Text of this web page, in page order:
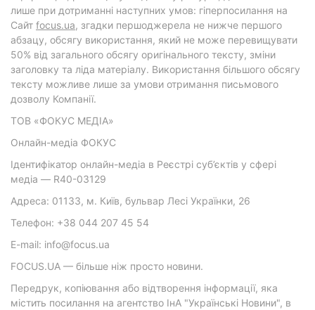
лише при дотриманні наступних умов: гіперпосилання на
Cайт focus.ua, згадки першоджерела не нижче першого
абзацу, обсягу використання, який не може перевищувати
50% від загального обсягу оригінального тексту, зміни
заголовку та ліда матеріалу. Використання більшого обсягу
тексту можливе лише за умови отримання письмового
дозволу Компанії.
ТОВ «ФОКУС МЕДІА»
Онлайн-медіа ФОКУС
Ідентифікатор онлайн-медіа в Реєстрі суб’єктів у сфері
медіа — R40-03129
Адреса: 01133, м. Київ, бульвар Лесі Українки, 26
Телефон: +38 044 207 45 54
E-mail: info@focus.ua
FOCUS.UA — більше ніж просто новини.
Передрук, копіювання або відтворення інформації, яка
містить посилання на агентство ІнА "Українські Новини", в